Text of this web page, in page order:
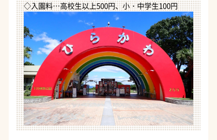
◇入園料…高校生以上500円、小・中学生100円